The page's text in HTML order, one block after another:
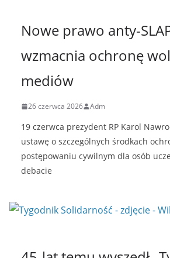
Nowe prawo anty-
wzmacnia ochronę
mediów
26 czerwca 2026 Adm
19 czerwca prezydent RP Karol
ustawę o szczególnych środkach
postępowaniu cywilnym dla osób
debacie